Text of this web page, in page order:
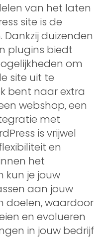
van het laten
site is de
duizenden
plugins biedt
om
site uit te
bent naar extra
webshop, een
met
is vrijwel
en
het
kun je jouw
aan jouw
doelen, waardoor
en evolueren
in jouw bedrijf